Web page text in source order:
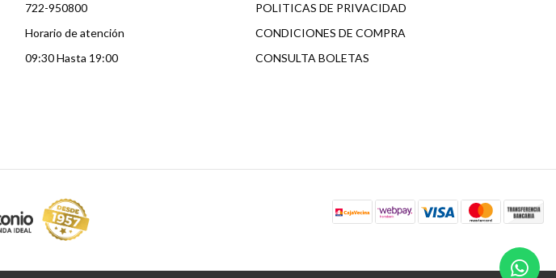
722-950800
Horario de atención
09:30 Hasta 19:00
POLITICAS DE PRIVACIDAD
CONDICIONES DE COMPRA
CONSULTA BOLETAS